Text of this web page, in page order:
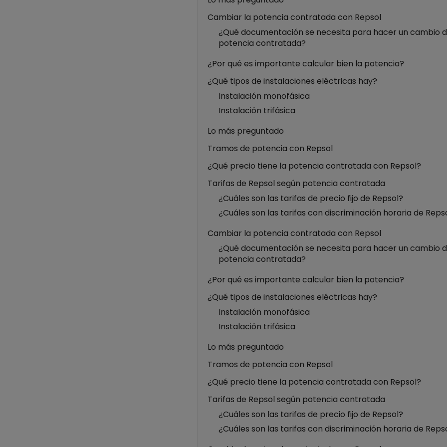
Cambiar la potencia contratada con Repsol
¿Qué documentación se necesita para hacer un cambio
potencia contratada?
¿Por qué es importante calcular bien la potencia?
¿Qué tipos de instalaciones eléctricas hay?
Instalación monofásica
Instalación trifásica
Lo más preguntado
Tramos de potencia con Repsol
¿Qué precio tiene la potencia contratada con Repsol?
Tarifas de Repsol según potencia contratada
¿Cuáles son las tarifas de precio fijo de Repsol?
¿Cuáles son las tarifas con discriminación horaria de
Cambiar la potencia contratada con Repsol
¿Qué documentación se necesita para hacer un cambio
potencia contratada?
¿Por qué es importante calcular bien la potencia?
¿Qué tipos de instalaciones eléctricas hay?
Instalación monofásica
Instalación trifásica
Lo más preguntado
Tramos de potencia con Repsol
¿Qué precio tiene la potencia contratada con Repsol?
Tarifas de Repsol según potencia contratada
¿Cuáles son las tarifas de precio fijo de Repsol?
¿Cuáles son las tarifas con discriminación horaria de